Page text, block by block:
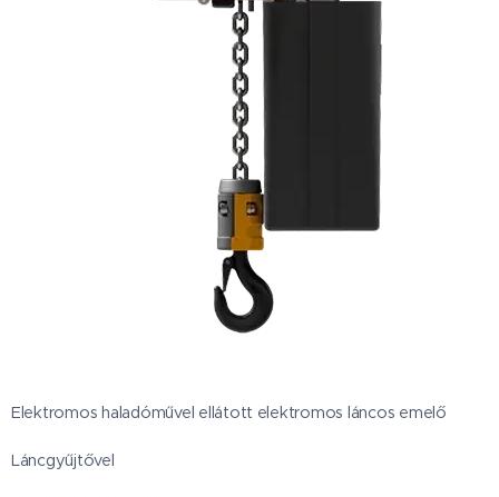
Elektromos haladóművel ellátott elektromos láncos emelő
Láncgyűjtővel